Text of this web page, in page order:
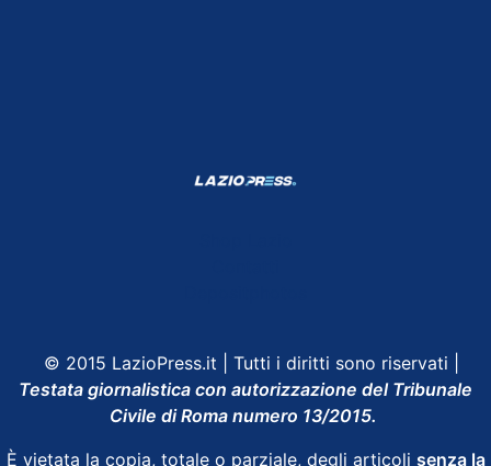
© 2015 LazioPress.it | Tutti i diritti sono riservati |
Testata giornalistica con autorizzazione del Tribunale
Civile di Roma numero 13/2015.
È vietata la copia, totale o parziale, degli articoli senza la